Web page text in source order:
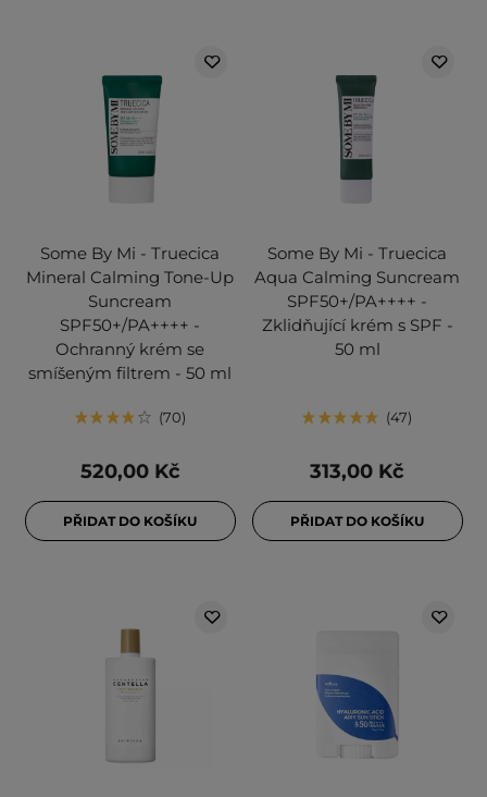
Some By Mi - Truecica
Mineral Calming Tone-Up
Suncream
SPF50+/PA++++ -
Ochranný krém se
smíšeným filtrem - 50 ml
70
520,00 Kč
PŘIDAT DO KOŠÍKU
Some By Mi - Truecica
Aqua Calming Suncream
SPF50+/PA++++ -
Zklidňující krém s SPF -
50 ml
47
313,00 Kč
PŘIDAT DO KOŠÍKU